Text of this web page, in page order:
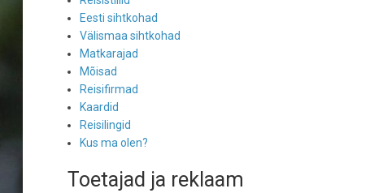
Eesti sihtkohad
Välismaa sihtkohad
Matkarajad
Mõisad
Reisifirmad
Kaardid
Reisilingid
Kus ma olen?
Toetajad ja reklaam